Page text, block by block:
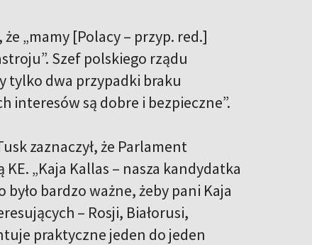
„mamy [Polacy – przyp. red.]
Szef polskiego rządu
tylko dwa przypadki braku
interesów są dobre i bezpieczne”.
zaznaczył, że Parlament
„Kaja Kallas – nasza kandydatka
bardzo ważne, żeby pani Kaja
– Rosji, Białorusi,
praktyczne jeden do jeden